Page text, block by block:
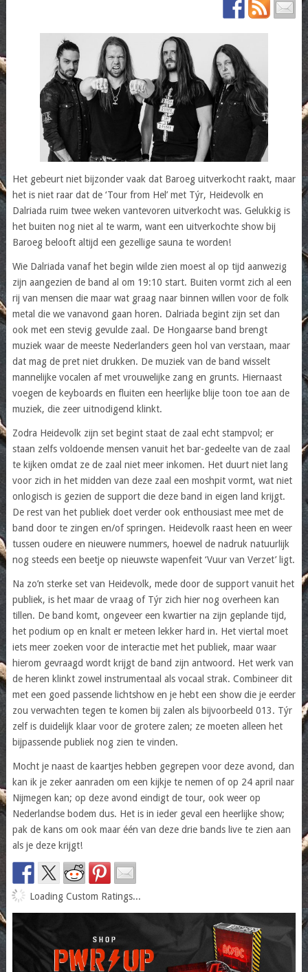
Het gebeurt niet bijzonder vaak dat Baroeg uitverkocht raakt, maar
het is niet raar dat de ‘Tour from Hel’ met Týr, Heidevolk en
Dalriada ruim twee weken vantevoren uitverkocht was. Gelukkig is
het buiten nog niet al te warm, want een uitverkochte show bij
Baroeg belooft altijd een gezellige sauna te worden!
Wie Dalriada vanaf het begin wilde zien moest al op tijd aanwezig
zijn aangezien de band al om 19:10 start. Buiten vormt zich al een
rij van mensen die maar wat graag naar binnen willen voor de folk
metal die we vanavond gaan horen. Dalriada begint zijn set dan
ook met een stevig gevulde zaal. De Hongaarse band brengt
muziek waar de meeste Nederlanders geen hol van verstaan, maar
dat mag de pret niet drukken. De muziek van de band wisselt
mannelijke vocalen af met vrouwelijke zang en grunts. Hiernaast
voegen de keyboards en fluiten een heerlijke blije toon toe aan de
muziek, die zeer uitnodigend klinkt.
Zodra Heidevolk zijn set begint staat de zaal echt stampvol; er
staan zelfs voldoende mensen vanuit het bar-gedeelte van de zaal
te kijken omdat ze de zaal niet meer inkomen. Het duurt niet lang
voor zich in het midden van deze zaal een moshpit vormt, wat niet
onlogisch is gezien de support die deze band in eigen land krijgt.
De rest van het publiek doet verder ook enthousiast mee met de
band door te zingen en/of springen. Heidevolk raast heen en weer
tussen oudere en nieuwere nummers, hoewel de nadruk natuurlijk
nog steeds een beetje op nieuwste wapenfeit ‘Vuur van Verzet’ ligt.
Na zo’n sterke set van Heidevolk, mede door de support vanuit het
publiek, is het maar de vraag of Týr zich hier nog overheen kan
tillen. De band komt, ongeveer een kwartier na zijn geplande tijd,
het podium op en knalt er meteen lekker hard in. Het viertal moet
iets meer zoeken voor de interactie met het publiek, maar waar
hierom gevraagd wordt krijgt de band zijn antwoord. Het werk van
de heren klinkt zowel instrumentaal als vocaal strak. Combineer dit
met een goed passende lichtshow en je hebt een show die je eerder
zou verwachten tegen te komen bij zalen als bijvoorbeeld 013. Týr
zelf is duidelijk klaar voor de grotere zalen; ze moeten alleen het
bijpassende publiek nog zien te vinden.
Mocht je naast de kaartjes hebben gegrepen voor deze avond, dan
kan ik je zeker aanraden om een kijkje te nemen of op 24 april naar
Nijmegen kan; op deze avond eindigt de tour, ook weer op
Nederlandse bodem dus. Het is in ieder geval een heerlijke show;
pak de kans om ook maar één van deze drie bands live te zien aan
als je deze krijgt!
Loading Custom Ratings...